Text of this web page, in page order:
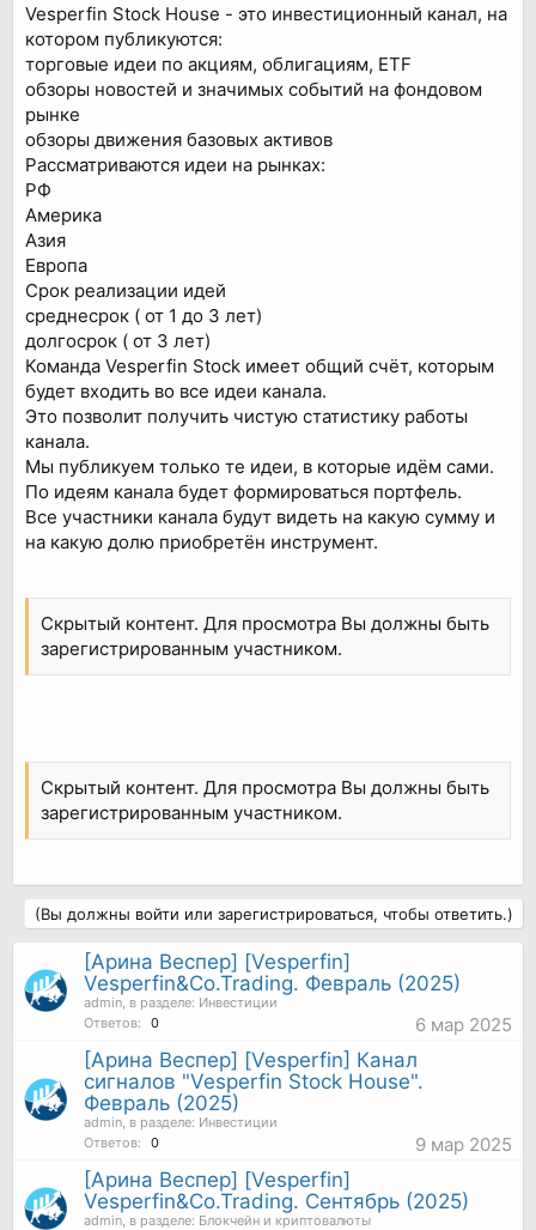
Vesperfin Stock House - это инвестиционный канал, на
котором публикуются:
торговые идеи по акциям, облигациям, ETF
обзоры новостей и значимых событий на фондовом
рынке
обзоры движения базовых активов
Рассматриваются идеи на рынках:
РФ
Америка
Азия
Европа
Срок реализации идей
среднесрок ( от 1 до 3 лет)
долгосрок ( от 3 лет)
Команда Vesperfin Stock имеет общий счёт, которым
будет входить во все идеи канала.
Это позволит получить чистую статистику работы
канала.
Мы публикуем только те идеи, в которые идём сами.
По идеям канала будет формироваться портфель.
Все участники канала будут видеть на какую сумму и
на какую долю приобретён инструмент.
Скрытый контент. Для просмотра Вы должны быть
зарегистрированным участником.
Скрытый контент. Для просмотра Вы должны быть
зарегистрированным участником.
(Вы должны войти или зарегистрироваться, чтобы ответить.)
[Арина Веспер] [Vesperfin]
Vesperfin&Co.Trading. Февраль (2025)
admin , в разделе: Инвестиции
Ответов:
0 6 мар 2025
[Арина Веспер] [Vesperfin] Канал
сигналов "Vesperfin Stock House".
Февраль (2025)
admin , в разделе: Инвестиции
Ответов:
0 9 мар 2025
[Арина Веспер] [Vesperfin]
Vesperfin&Co.Trading. Сентябрь (2025)
admin , в разделе: Блокчейн и криптовалюты